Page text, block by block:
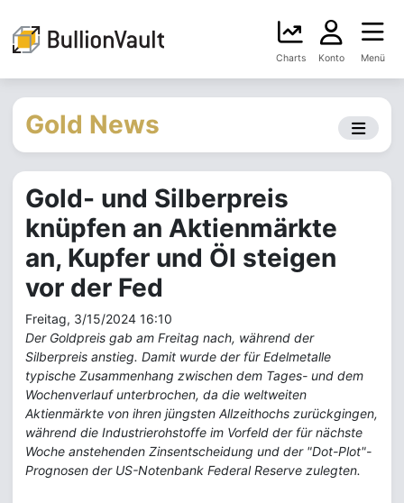
Charts Konto Menü
Gold News
Gold- und Silberpreis
knüpfen an Aktienmärkte
an, Kupfer und Öl steigen
vor der Fed
Freitag, 3/15/2024 16:10
Der Goldpreis gab am Freitag nach, während der
Silberpreis anstieg. Damit wurde der für Edelmetalle
typische Zusammenhang zwischen dem Tages- und dem
Wochenverlauf unterbrochen, da die weltweiten
Aktienmärkte von ihren jüngsten Allzeithochs zurückgingen,
während die Industrierohstoffe im Vorfeld der für nächste
Woche anstehenden Zinsentscheidung und der "Dot-Plot"-
Prognosen der US-Notenbank Federal Reserve zulegten.